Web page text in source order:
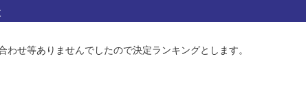
せ等ありませんでしたので決定ランキングとします。